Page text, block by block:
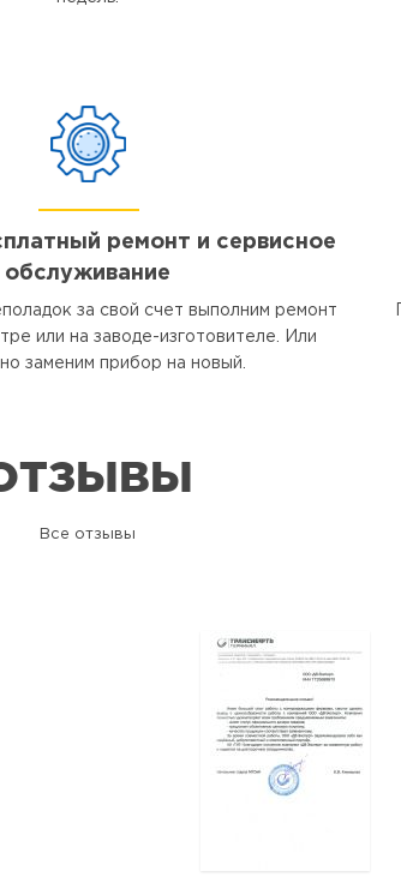
ремонт и сервисное
обслуживание
за свой счет выполним ремонт
или на заводе-изготовителе. Или
заменим прибор на новый.
Все отзывы